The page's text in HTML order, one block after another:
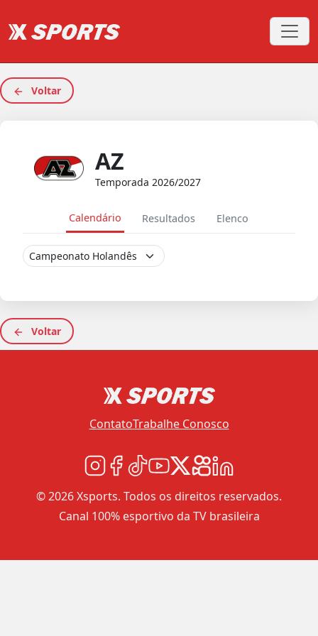
Voltar
AZ
Temporada 2026/2027
Calendário Resultados Elenco
Voltar
ContatoTrabalhe Conosco
© 2026 Xsports. Todos os direitos reservados.
Canal 100% esportivo da TV brasileira